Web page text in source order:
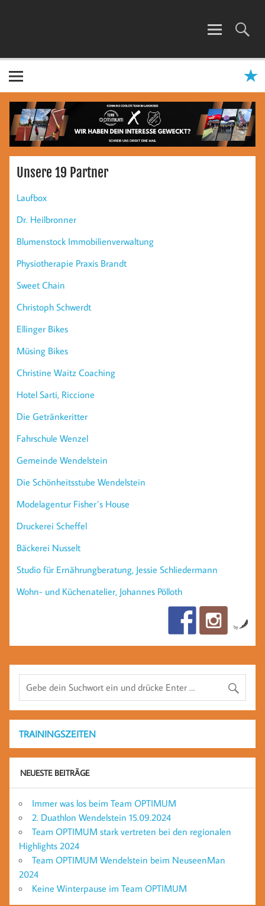
Unsere 19 Partner
Laufbox
Dr. Heilbronner
Blumenstock Immobilienverwaltung
Physiotherapie Praxis Brandt
Sweet Chain
Christoph Schwerdt
Ellinger Bikes
Müsing Bikes
Christine Waitz Coaching
Hotel Sarti, Riccione
Die Getränkeritter
Fahrschule Wenzel
Gemeinde Wendelstein
Die Schönheitsstube Wendelstein
Modelagentur Fisher´s House
Druckerei Scheffel
Bäckerei Nusselt
Studio für Ernährungberatung, Jessie Schliedermann
Wohn- und Küchenatelier, Johannes Pölloth
by
TRAININGSZEITEN
NEUESTE BEITRÄGE
Immer was los beim Team OPTIMUM
2. Duathlon Wendelstein 15.09.2024
Team OPTIMUM stark vertreten bei den regionalen
Highlights 2024
Team OPTIMUM Wendelstein beim NeuseenMan
2024
Keine Winterpause im Team OPTIMUM